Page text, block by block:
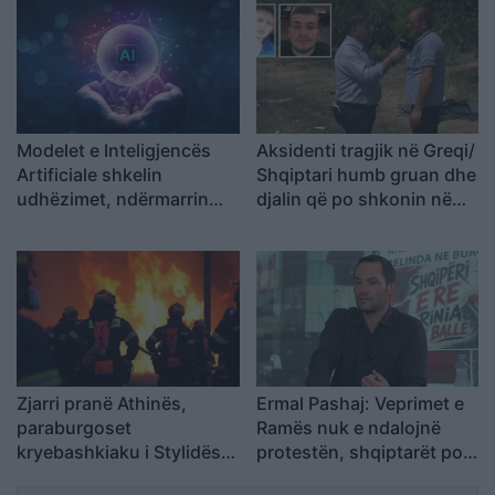
Modelet e Inteligjencës
Artificiale shkelin
udhëzimet, ndërmarrin
manipulojnë njerëzit
Aksidenti tragjik në Greqi/
Shqiptari humb gruan dhe
djalin që po shkonin në
Zjarri pranë Athinës,
paraburgoset
kryebashkiaku i Stylidës
Ermal Pashaj: Veprimet e
Ramës nuk e ndalojnë
protestën, shqiptarët po